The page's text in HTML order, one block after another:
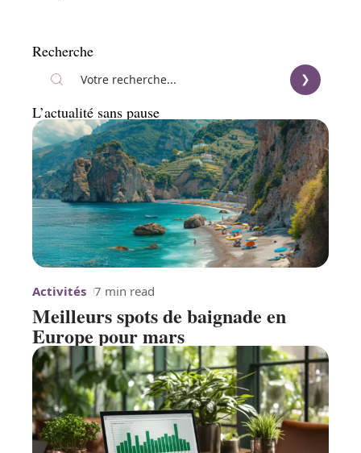
Recherche
L’actualité sans pause
Activités 7 min read
Meilleurs spots de baignade en
Europe pour mars